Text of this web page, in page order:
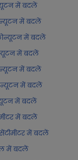
में बदलें
में बदलें
में बदलें
में बदलें
में बदलें
में बदलें
में बदलें
में बदलें
में बदलें
में बदलें